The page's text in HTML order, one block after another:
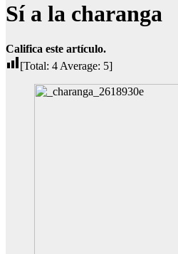
Sí a la charanga
Califica este artículo.
[Total: 4 Average: 5]